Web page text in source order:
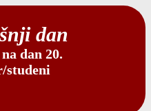
dan
dan 20.
studeni